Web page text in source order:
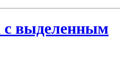
выделенным